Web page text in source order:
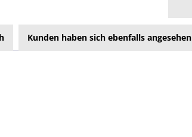
Kunden haben sich ebenfalls angesehen